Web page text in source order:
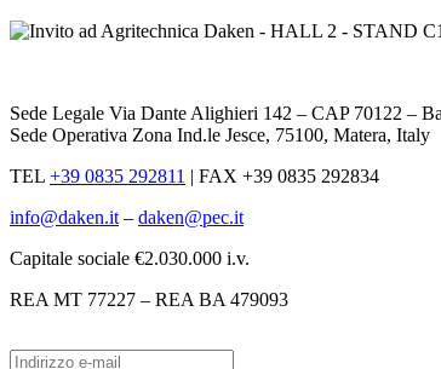
Sede Legale Via Dante Alighieri 142 – CAP 70122 –
Sede Operativa Zona Ind.le Jesce, 75100, Matera, Italy
TEL +39 0835 292811 | FAX +39 0835 292834
info@daken.it – daken@pec.it
Capitale sociale €2.030.000 i.v.
REA MT 77227 – REA BA 479093